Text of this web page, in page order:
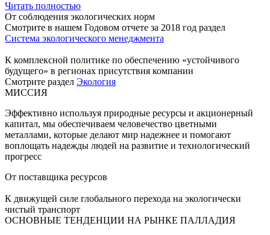
Читать полностью
От соблюдения экологических норм
Смотрите в нашем Годовом отчете за 2018 год раздел
Система экологического менеджмента
К комплексной политике по обеспечению «устойчивого
будущего» в регионах присутствия компании
Смотрите раздел Экология
МИССИЯ
Эффективно используя природные ресурсы и акционерный
капитал, мы обеспечиваем человечество цветными
металлами, которые делают мир надежнее и помогают
воплощать надежды людей на развитие и технологический
прогресс
От поставщика ресурсов
К движущей силе глобального перехода на экологически
чистый транспорт
ОСНОВНЫЕ ТЕНДЕНЦИИ НА РЫНКЕ ПАЛЛАДИЯ